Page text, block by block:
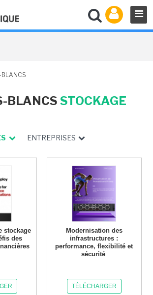
BLANCS
BLANCS STOCKAGE
ENTREPRISES
stockage
des
Modernisation des
infrastructures :
performance, flexibilité et
sécurité
TÉLÉCHARGER